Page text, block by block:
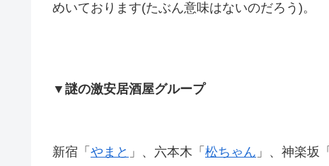
めいております(たぶん意味はないのだろう)。
▼謎の激安居酒屋グループ
新宿「 やまと 」、六本木「 松ちゃん 」、神楽坂「